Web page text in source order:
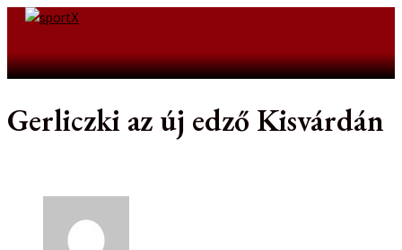
Skip
Gerliczki az új edző Kisvárdán